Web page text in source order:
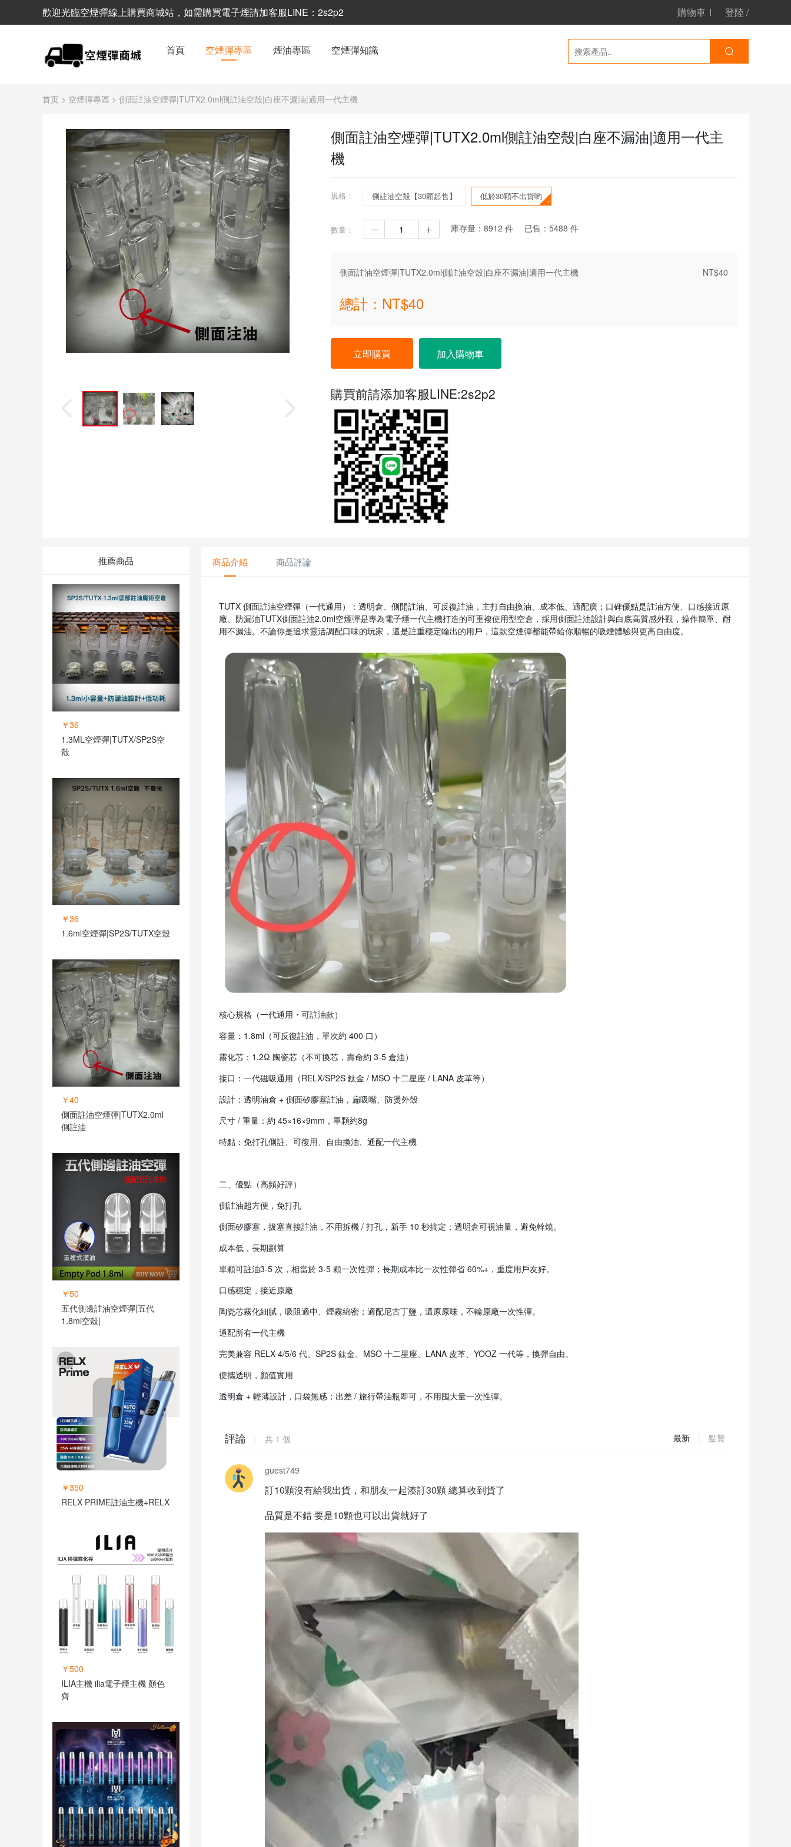
歡迎光臨空煙彈線上購買商城站，如需購買電子煙請加客服LINE：2s2p2 購物車 登陸 /
首頁 空煙彈專區 煙油專區 空煙彈知識
首页 > 空煙彈專區 > 側面註油空煙彈|TUTX2.0ml側註油空殼|白座不漏油|適用一代主機
側面註油空煙彈|TUTX2.0ml側註油空殼|白座不漏油|適用一代主
機
規格： 側註油空殼【30顆起售】 低於30顆不出貨喲
數量： 庫存量： 8912 件 已售： 5488 件
側面註油空煙彈|TUTX2.0ml側註油空殼|白座不漏油|適用一代主機 NT$40
總計：NT$40
立即購買 加入購物車
購買前請添加客服LINE:2s2p2
推薦商品
￥36
1.3ML空煙彈|TUTX/SP2S空
殼
￥36
1.6ml空煙彈|SP2S/TUTX空殼
￥40
側面註油空煙彈|TUTX2.0ml
側註油
￥50
五代側邊註油空煙彈|五代
1.8ml空殼|
￥350
RELX PRIME註油主機+RELX
￥500
ILIA主機 ilia電子煙主機 顏色
齊
商品介紹 商品評論
TUTX 側面註油空煙彈（一代通用）：透明倉、側開註油、可反復註油，主打自由換油、成本低、適配廣；口碑優點是註油方便、口感接近原
廠、防漏油TUTX側面註油2.0ml空煙彈是專為電子煙一代主機打造的可重複使用型空倉，採用側面註油設計與白底高質感外觀，操作簡單、耐
用不漏油。不論你是追求靈活調配口味的玩家，還是註重穩定輸出的用戶，這款空煙彈都能帶給你順暢的吸煙體驗與更高自由度。
核心規格（一代通用・可註油款）
容量：1.8ml（可反復註油，單次約 400 口）
霧化芯：1.2Ω 陶瓷芯（不可換芯，壽命約 3-5 倉油）
接口：一代磁吸通用（RELX/SP2S 鈦金 / MSO 十二星座 / LANA 皮革等）
設計：透明油倉 + 側面矽膠塞註油，扁吸嘴、防燙外殼
尺寸 / 重量：約 45×16×9mm，單顆約8g
特點：免打孔側註、可復用、自由換油、通配一代主機
二、優點（高頻好評）
側註油超方便，免打孔
側面矽膠塞，拔塞直接註油，不用拆機 / 打孔，新手 10 秒搞定；透明倉可視油量，避免幹燒。
成本低，長期劃算
單顆可註油3-5 次，相當於 3-5 顆一次性彈；長期成本比一次性彈省 60%+，重度用戶友好。
口感穩定，接近原廠
陶瓷芯霧化細膩，吸阻適中、煙霧綿密；適配尼古丁鹽，還原原味，不輸原廠一次性彈。
通配所有一代主機
完美兼容 RELX 4/5/6 代、SP2S 鈦金、MSO 十二星座、LANA 皮革、YOOZ 一代等，換彈自由。
便攜透明，顏值實用
透明倉 + 輕薄設計，口袋無感；出差 / 旅行帶油瓶即可，不用囤大量一次性彈。
評論 共 1 個 最新 點贊
guest749
訂10顆沒有給我出貨，和朋友一起湊訂30顆 總算收到貨了
品質是不錯 要是10顆也可以出貨就好了